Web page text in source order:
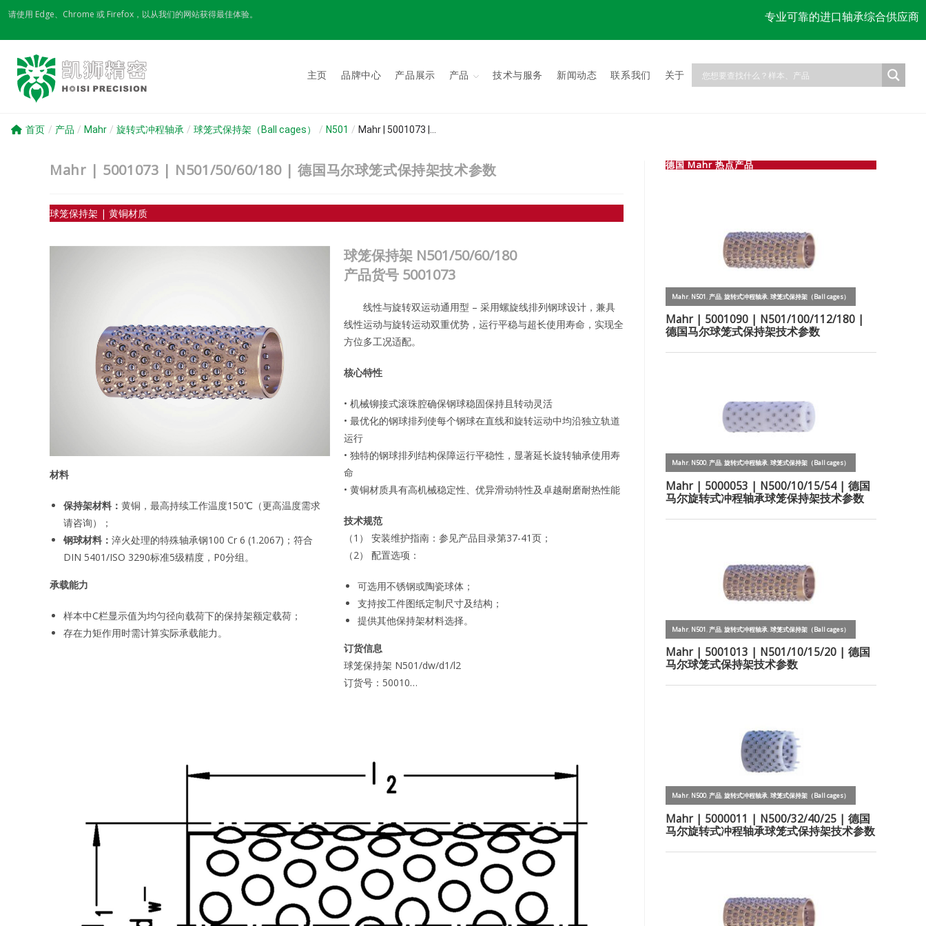
Skip
content
请使用 Edge、Chrome 或 Firefox，以从我们的网站获得最佳体验。 专业可靠的进口轴承综合供应商
主页 品牌中心 产品展示 产品 技术与服务 新闻动态 联系我们 关于
首页 / 产品 / Mahr / 旋转式冲程轴承 / 球笼式保持架（Ball cages） / N501 / Mahr | 5001073 |...
Mahr | 5001073 | N501/50/60/180 | 德国马尔球笼式保持架技术参数
球笼保持架 | 黄铜材质
材料
保持架材料： 黄铜，最高持续工作温度150℃（更高温度需求
请咨询）；
钢球材料： 淬火处理的特殊轴承钢100 Cr 6 (1.2067)；符合
DIN 5401/ISO 3290标准5级精度，P0分组。
承载能力
样本中C栏显示值为均匀径向载荷下的保持架额定载荷；
存在力矩作用时需计算实际承载能力。
球笼保持架 N501/50/60/180
产品货号 5001073
线性与旋转双运动通用型 – 采用螺旋线排列钢球设计，兼具
线性运动与旋转运动双重优势，运行平稳与超长使用寿命，实现全
方位多工况适配。
核心特性
• 机械铆接式滚珠腔确保钢球稳固保持且转动灵活
• 最优化的钢球排列使每个钢球在直线和旋转运动中均沿独立轨道
运行
• 独特的钢球排列结构保障运行平稳性，显著延长旋转轴承使用寿
命
• 黄铜材质具有高机械稳定性、优异滑动特性及卓越耐磨耐热性能
技术规范
（1） 安装维护指南：参见产品目录第37-41页；
（2） 配置选项：
可选用不锈钢或陶瓷球体；
支持按工件图纸定制尺寸及结构；
提供其他保持架材料选择。
订货信息
球笼保持架 N501/dw/d1/l2
订货号：50010…
德国 Mahr 热点产品